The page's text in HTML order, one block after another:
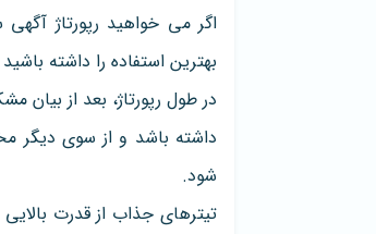
اگر می خواهید رپورتاژ
بهترین استفاده را داشته
در طول رپورتاژ، بعد از بیان
داشته باشد و از سوی دیگر
شود.
تیترهای جذاب از قدرت